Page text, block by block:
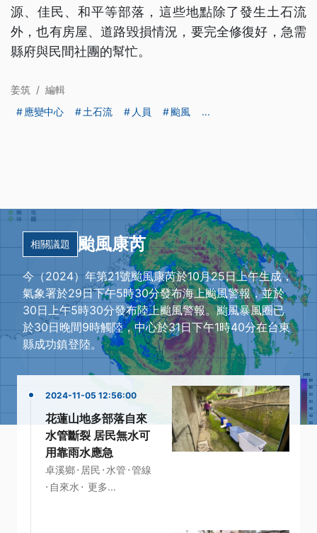
源、佳民、和平等部落，這些地點除了發生土石流
外，也有房屋、道路毀損情況，要完全修復好，急需
縣府與民間社團的幫忙。
姜筑 / 編輯
應變中心
土石流 人員 颱風 ...
相關議題 颱風康芮
今（2024）年第21號颱風康芮於10月25日上午生成，
氣象署於29日下午5時30分發布海上颱風警報，並於
30日上午5時30分發布陸上颱風警報。颱風暴風圈已
於30日晚間9時觸陸，中心於31日下午1時40分在台東
縣成功鎮登陸。
2024-11-05 12:56:00
花蓮山地多部落自來
水管斷裂 居民無水可
用靠雨水應急
卓溪鄉· 居民 · 水管 ·管線
· 自來水 · 更多...